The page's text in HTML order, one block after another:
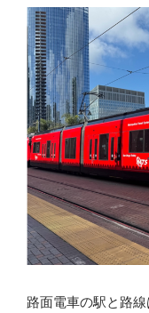
路面電車の駅と路